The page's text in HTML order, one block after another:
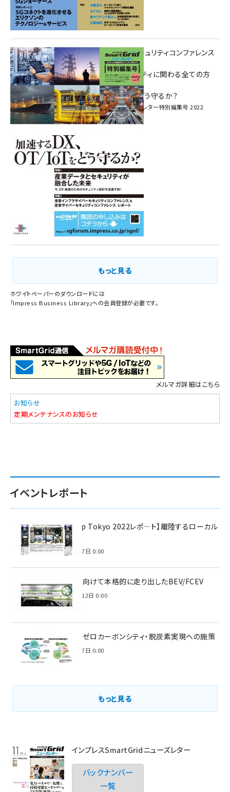
重要インフラサイバーセキュリティコンファレンス
特別電子版！
― 産業サイバーセキュリティに関わる全ての方
へ！ ―
加速するDX、OT/IoTをどう守るか？
インプレス SmartGridニューズレター特別編集号 2022
Vol.1
もっと見る
ホワイトペーパーのダウンロードには
「Impress Business Library」への会員登録が必要です。
メルマガ詳細はこちら
お知らせ
定期メンテナンスのお知らせ
イベントレポート
【Interop Tokyo 2022レポ—ト】離陸するローカル
5G！
2022年7月7日 0:00
脱炭素に向けて本格的に走り出したBEV/FCEV
2022年6月12日 0:00
環境省のゼロカーボンシティ・脱炭素実現への施策
2021年3月7日 0:00
もっと見る
インプレスSmartGridニューズレター
バックナンバー
一覧